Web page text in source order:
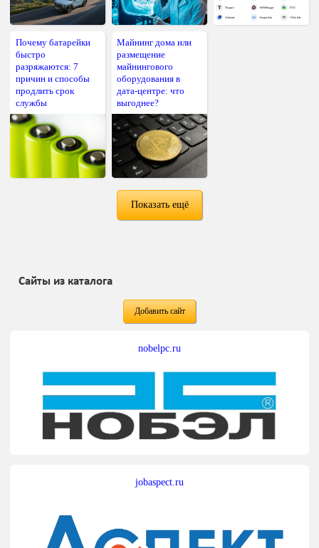
Почему батарейки
быстро
разряжаются: 7
причин и способы
продлить срок
службы
Майнинг дома или
размещение
майнингового
оборудования в
дата-центре: что
выгоднее?
Показать ещё
Сайты из каталога
Добавить сайт
nobelpc.ru
jobaspect.ru